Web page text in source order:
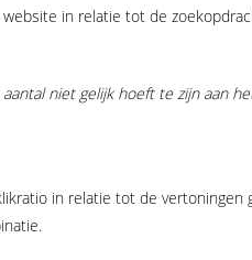
in relatie tot de
niet gelijk hoeft te zijn aan
in relatie tot de